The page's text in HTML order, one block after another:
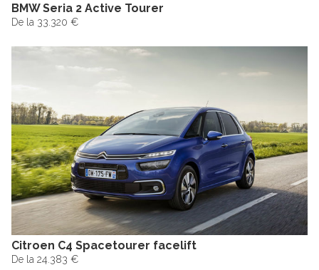
BMW Seria 2 Active Tourer
De la 33.320 €
Citroen C4 Spacetourer facelift
De la 24.383 €